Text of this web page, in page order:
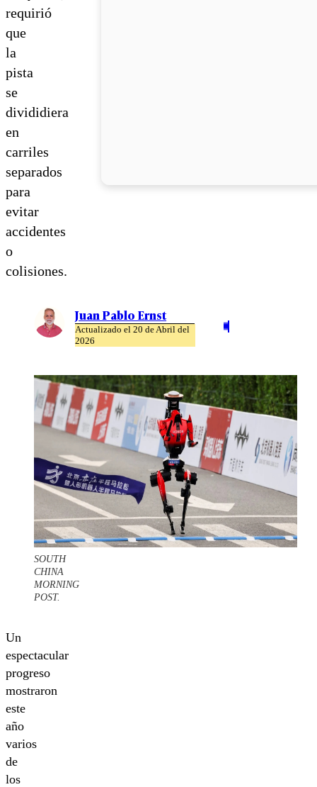
requirió
que
la
pista
se
divididiera
en
carriles
separados
para
evitar
accidentes
o
colisiones.
Juan Pablo Ernst
Actualizado el 20 de Abril del
2026
SOUTH
CHINA
MORNING
POST.
Un
espectacular
progreso
mostraron
este
año
varios
de
los